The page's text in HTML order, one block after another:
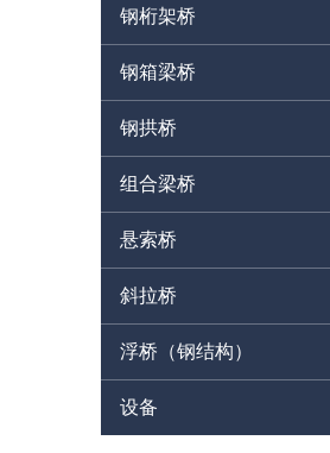
钢桁架桥
钢箱梁桥
钢拱桥
组合梁桥
悬索桥
斜拉桥
浮桥（钢结构）
设备